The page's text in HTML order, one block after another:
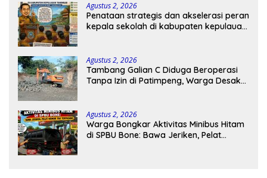
Agustus 2, 2026
Penataan strategis dan akselerasi peran
kepala sekolah di kabupaten kepulauan
Agustus 2, 2026
Tambang Galian C Diduga Beroperasi
Tanpa Izin di Patimpeng, Warga Desak
Agustus 2, 2026
Warga Bongkar Aktivitas Minibus Hitam
di SPBU Bone: Bawa Jeriken, Pelat